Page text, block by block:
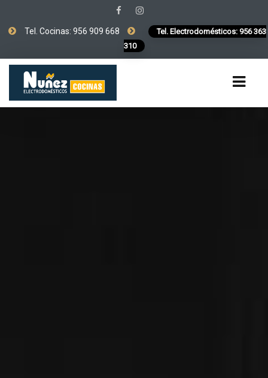
Tel. Cocinas: 956 909 668
Tel. Electrodomésticos: 956 363
310